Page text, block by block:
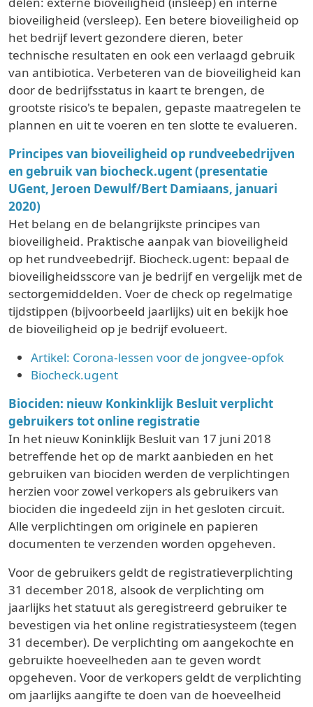
bioveiligheid (versleep). Een betere bioveiligheid op
het bedrijf levert gezondere dieren, beter
technische resultaten en ook een verlaagd gebruik
van antibiotica. Verbeteren van de bioveiligheid kan
door de bedrijfsstatus in kaart te brengen, de
grootste risico's te bepalen, gepaste maatregelen te
plannen en uit te voeren en ten slotte te evalueren.
Principes van bioveiligheid op rundveebedrijven
en gebruik van biocheck.ugent (presentatie
UGent, Jeroen Dewulf/Bert Damiaans, januari
2020)
Het belang en de belangrijkste principes van
bioveiligheid. Praktische aanpak van bioveiligheid
op het rundveebedrijf. Biocheck.ugent: bepaal de
bioveiligheidsscore van je bedrijf en vergelijk met de
sectorgemiddelden. Voer de check op regelmatige
tijdstippen (bijvoorbeeld jaarlijks) uit en bekijk hoe
de bioveiligheid op je bedrijf evolueert.
Artikel: Corona-lessen voor de jongvee-opfok
Biocheck.ugent
Biociden: nieuw Konkinklijk Besluit verplicht
gebruikers tot online registratie
In het nieuw Koninklijk Besluit van 17 juni 2018
betreffende het op de markt aanbieden en het
gebruiken van biociden werden de verplichtingen
herzien voor zowel verkopers als gebruikers van
biociden die ingedeeld zijn in het gesloten circuit.
Alle verplichtingen om originele en papieren
documenten te verzenden worden opgeheven.
Voor de gebruikers geldt de registratieverplichting
31 december 2018, alsook de verplichting om
jaarlijks het statuut als geregistreerd gebruiker te
bevestigen via het online registratiesysteem (tegen
31 december). De verplichting om aangekochte en
gebruikte hoeveelheden aan te geven wordt
opgeheven. Voor de verkopers geldt de verplichting
om jaarlijks aangifte te doen van de hoeveelheid